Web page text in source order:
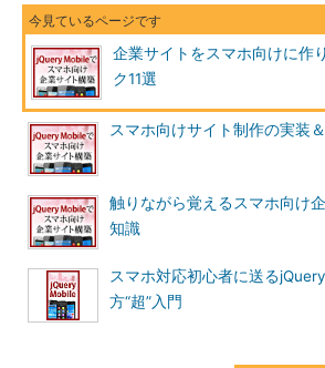
企業サイトをスマホ向けに作
ク11選
スマホ向けサイト制作の実装
触りながら覚えるスマホ向け
知識
スマホ対応初心者に送る
方“超”入門